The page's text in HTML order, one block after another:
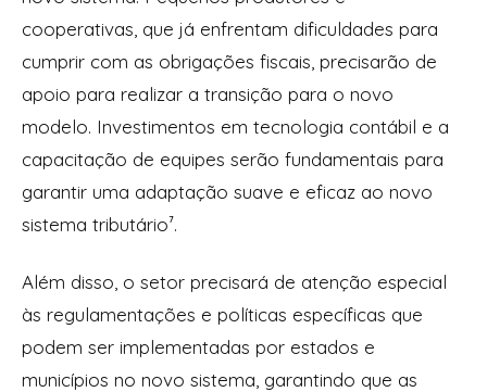
cooperativas, que já enfrentam dificuldades para
cumprir com as obrigações fiscais, precisarão de
apoio para realizar a transição para o novo
modelo. Investimentos em tecnologia contábil e a
capacitação de equipes serão fundamentais para
garantir uma adaptação suave e eficaz ao novo
sistema tributário⁷.
Além disso, o setor precisará de atenção especial
às regulamentações e políticas específicas que
podem ser implementadas por estados e
municípios no novo sistema, garantindo que as